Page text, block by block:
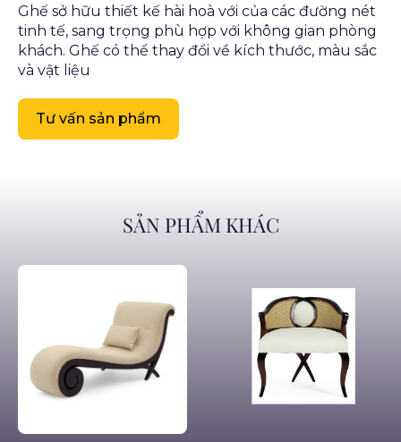
Ghế sở hữu thiết kế hài hoà với của các đường nét
tinh tế, sang trọng phù hợp với không gian phòng
khách. Ghế có thể thay đổi về kích thước, màu sắc
và vật liệu
Tư vấn sản phẩm
SẢN PHẨM KHÁC